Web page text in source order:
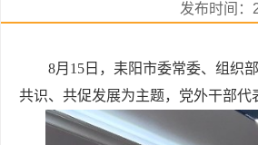
发布时间
8月15日，耒阳市委常委、组织
共识、共促发展为主题，党外干部